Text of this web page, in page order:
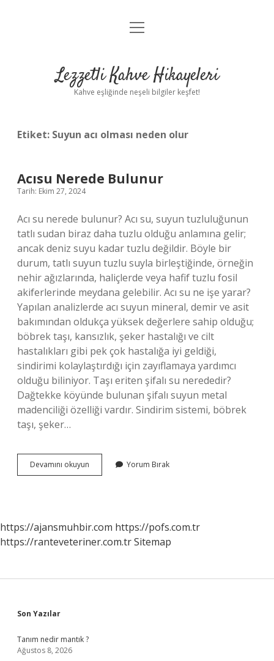
Anasayfa
Yasal Uyarı
menüyü
Lezzetli Kahve Hikayeleri
Kahve eşliğinde neşeli bilgiler keşfet!
Etiket: Suyun acı olması neden olur
Acısu Nerede Bulunur
Tarih: Ekim 27, 2024
Acı su nerede bulunur? Acı su, suyun tuzluluğunun
tatlı sudan biraz daha tuzlu olduğu anlamına gelir;
ancak deniz suyu kadar tuzlu değildir. Böyle bir
durum, tatlı suyun tuzlu suyla birleştiğinde, örneğin
nehir ağızlarında, haliçlerde veya hafif tuzlu fosil
akiferlerinde meydana gelebilir. Acı su ne işe yarar?
Yapılan analizlerde acı suyun mineral, demir ve asit
bakımından oldukça yüksek değerlere sahip olduğu;
böbrek taşı, kansızlık, şeker hastalığı ve cilt
hastalıkları gibi pek çok hastalığa iyi geldiği,
sindirimi kolaylaştırdığı için zayıflamaya yardımcı
olduğu biliniyor. Taşı eriten şifalı su nerededir?
Dağtekke köyünde bulunan şifalı suyun metal
madenciliği özelliği vardır. Sindirim sistemi, böbrek
taşı, şeker…
Devamını okuyun
Nerede
Yorum Bırak
https://ajansmuhbir.com https://pofs.com.tr
https://ranteveteriner.com.trSitemap
Sidebar
Son Yazılar
Tanım nedir mantık ?
Ağustos 8, 2026